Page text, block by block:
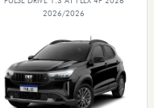
2026/2026